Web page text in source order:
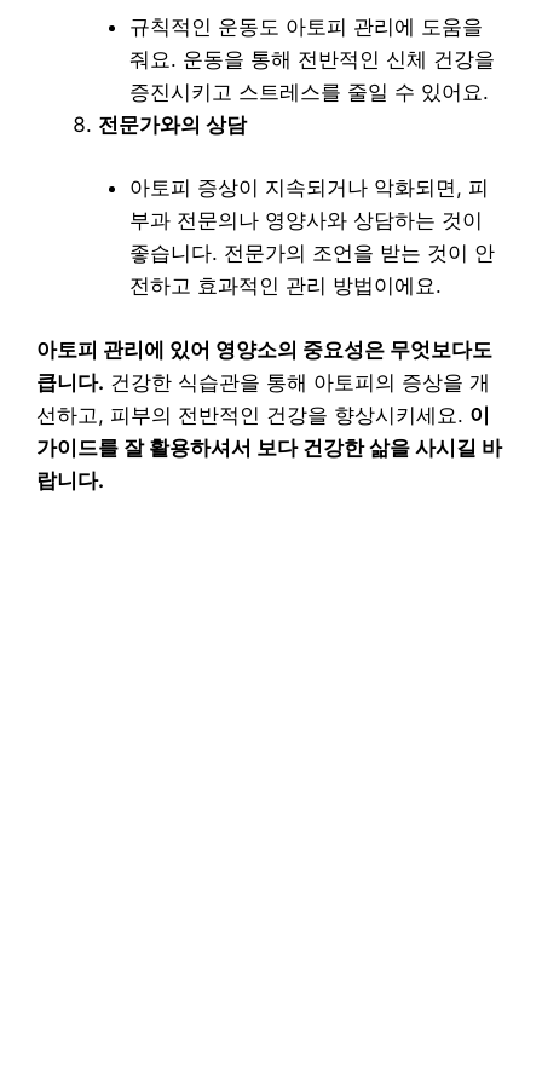
규칙적인 운동도 아토피 관리에 도움을
줘요. 운동을 통해 전반적인 신체 건강을
증진시키고 스트레스를 줄일 수 있어요.
전문가와의 상담
아토피 증상이 지속되거나 악화되면, 피
부과 전문의나 영양사와 상담하는 것이
좋습니다. 전문가의 조언을 받는 것이 안
전하고 효과적인 관리 방법이에요.
아토피 관리에 있어 영양소의 중요성은 무엇보다도
큽니다. 건강한 식습관을 통해 아토피의 증상을 개
선하고, 피부의 전반적인 건강을 향상시키세요. 이
가이드를 잘 활용하셔서 보다 건강한 삶을 사시길 바
랍니다.